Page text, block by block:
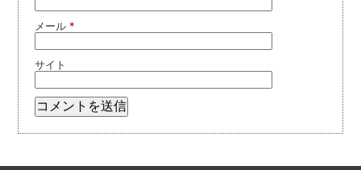
メール *
サイト